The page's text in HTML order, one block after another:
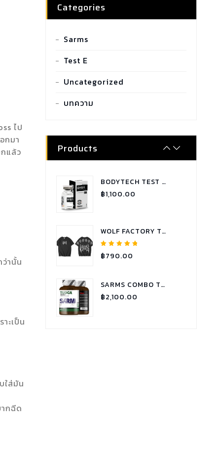
ไป
กมา
แล้ว
านั้น
ะเป็น
ใส่มัน
กฉีด
Categories
Sarms
Test E
Uncategorized
บทความ
Products
BODYTECH TEST C 250 TESTOSTERONE CYPIONATE
฿1,100.00
WOLF FACTORY T-SHIRT OVERSIZE WOLVES COLLECTION
5.00
฿790.00
SARMS COMBO TUDCA
฿2,100.00